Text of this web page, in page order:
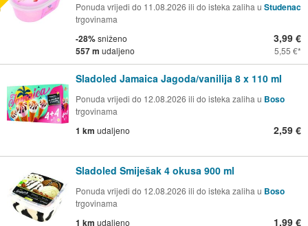
Ponuda vrijedi do 11.08.2026 ili do isteka zaliha u Studenac
trgovinama
-28%sniženo
557 m udaljeno
3,99 €
5,55 €
Sladoled Jamaica Jagoda/vanilija 8 x 110 ml
Ponuda vrijedi do 12.08.2026 ili do isteka zaliha u Boso
trgovinama
1 km udaljeno 2,59 €
Sladoled Smiješak 4 okusa 900 ml
Ponuda vrijedi do 12.08.2026 ili do isteka zaliha u Boso
trgovinama
1 km udaljeno 1,99 €